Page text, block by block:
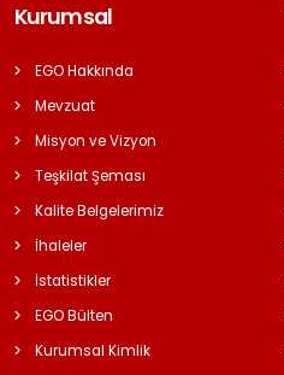
Kurumsal
EGO Hakkında
Mevzuat
Misyon ve Vizyon
Teşkilat Şeması
Kalite Belgelerimiz
İhaleler
İstatistikler
EGO Bülten
Kurumsal Kimlik